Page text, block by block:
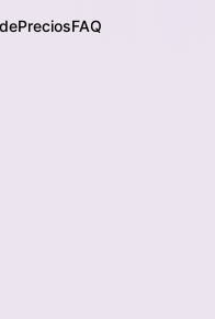
PreciosFAQ